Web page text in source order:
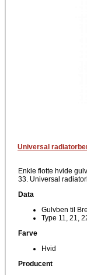
Universal
Enkle flotte hvide
33. Universal
Data
Gulvben til
Type 11, 21,
Farve
Hvid
Producent